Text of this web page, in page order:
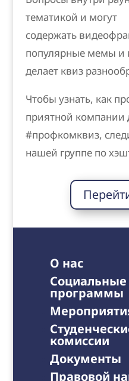
тематикой и могут
содержать
популярные мемы и
делает квиз
Чтобы узнать, как
приятной компании
#профкомквиз,
нашей группе по
О нас
Социальные
программы
комиссии
Документы
Правовой